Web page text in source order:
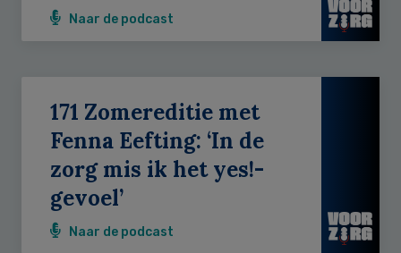
Naar de podcast
171 Zomereditie met
Fenna Eefting: ‘In de
zorg mis ik het yes!-
gevoel’
Naar de podcast